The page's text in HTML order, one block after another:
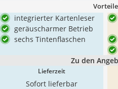
Vorteile
integrierter Kartenleser
geräuscharmer Betrieb
sechs Tintenflaschen
Zu den
Lieferzeit
Sofort lieferbar